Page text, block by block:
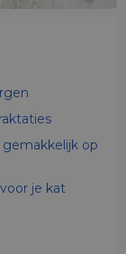
gemakkelijk op
je kat